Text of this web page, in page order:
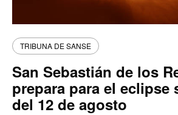
TRIBUNA DE SANSE
San Sebastián de los
prepara para el eclipse
del 12 de agosto